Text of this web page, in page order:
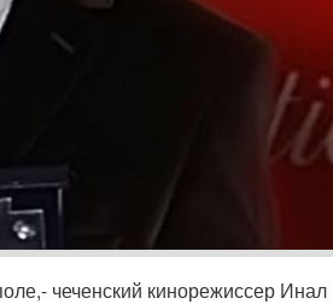
чеченский кинорежиссер Инал